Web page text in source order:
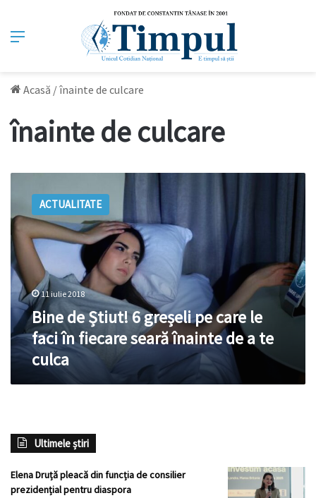
Meniu
Acasă /înainte de culcare
înainte de culcare
6
greșeli
pe
care
le
faci
în
fiecare
seară
înainte
a
ACTUALITATE
11 iulie 2018
Bine de Știut! 6 greșeli pe care le
faci în fiecare seară înainte de a te
culca
Ultimele știri
Elena Druță pleacă din funcția de consilier
prezidențial pentru diaspora